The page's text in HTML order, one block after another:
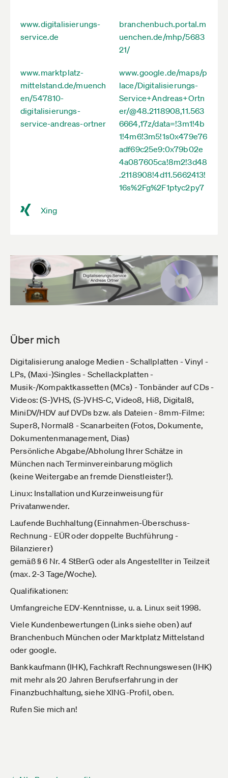
www.digitalisierungs-
service.de
branchenbuch.portal.m
uenchen.de/mhp/5683
21/
www.marktplatz-
mittelstand.de/muench
en/547810-
digitalisierungs-
service-andreas-ortner
www.google.de/maps/p
lace/Digitalisierungs-
Service+Andreas+Ortn
er/@48.2118908,11.563
6664,17z/data=!3m1!4b
1!4m6!3m5!1s0x479e76
adf69c25e9:0x79b02e
4a087605ca!8m2!3d48
.2118908!4d11.5662413!
16s%2Fg%2F1ptyc2py7
Xing
Über mich
Digitalisierung analoge Medien - Schallplatten - Vinyl -
LPs, (Maxi-)Singles - Schellackplatten -
Musik-/Kompaktkassetten (MCs) - Tonbänder auf CDs -
Videos: (S-)VHS, (S-)VHS-C, Video8, Hi8, Digital8,
MiniDV/HDV auf DVDs bzw. als Dateien - 8mm-Filme:
Super8, Normal8 - Scanarbeiten (Fotos, Dokumente,
Dokumentenmanagement, Dias)
Persönliche Abgabe/Abholung Ihrer Schätze in
München nach Terminvereinbarung möglich
(keine Weitergabe an fremde Dienstleister!).
Linux: Installation und Kurzeinweisung für
Privatanwender.
Laufende Buchhaltung (Einnahmen-Überschuss-
Rechnung - EÜR oder doppelte Buchführung -
Bilanzierer)
gemäß § 6 Nr. 4 StBerG oder als Angestellter in Teilzeit
(max. 2-3 Tage/Woche).
Qualifikationen:
Umfangreiche EDV-Kenntnisse, u. a. Linux seit 1998.
Viele Kundenbewertungen (Links siehe oben) auf
Branchenbuch München oder Marktplatz Mittelstand
oder google.
Bankkaufmann (IHK), Fachkraft Rechnungswesen (IHK)
mit mehr als 20 Jahren Berufserfahrung in der
Finanzbuchhaltung, siehe XING-Profil, oben.
Rufen Sie mich an!